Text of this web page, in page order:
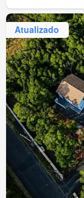
Atualizado